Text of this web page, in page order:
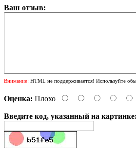
Ваш отзыв:
Внимание: HTML не поддерживается! Используйте
Оценка: Плохо
Введите код, указанный на картинке: